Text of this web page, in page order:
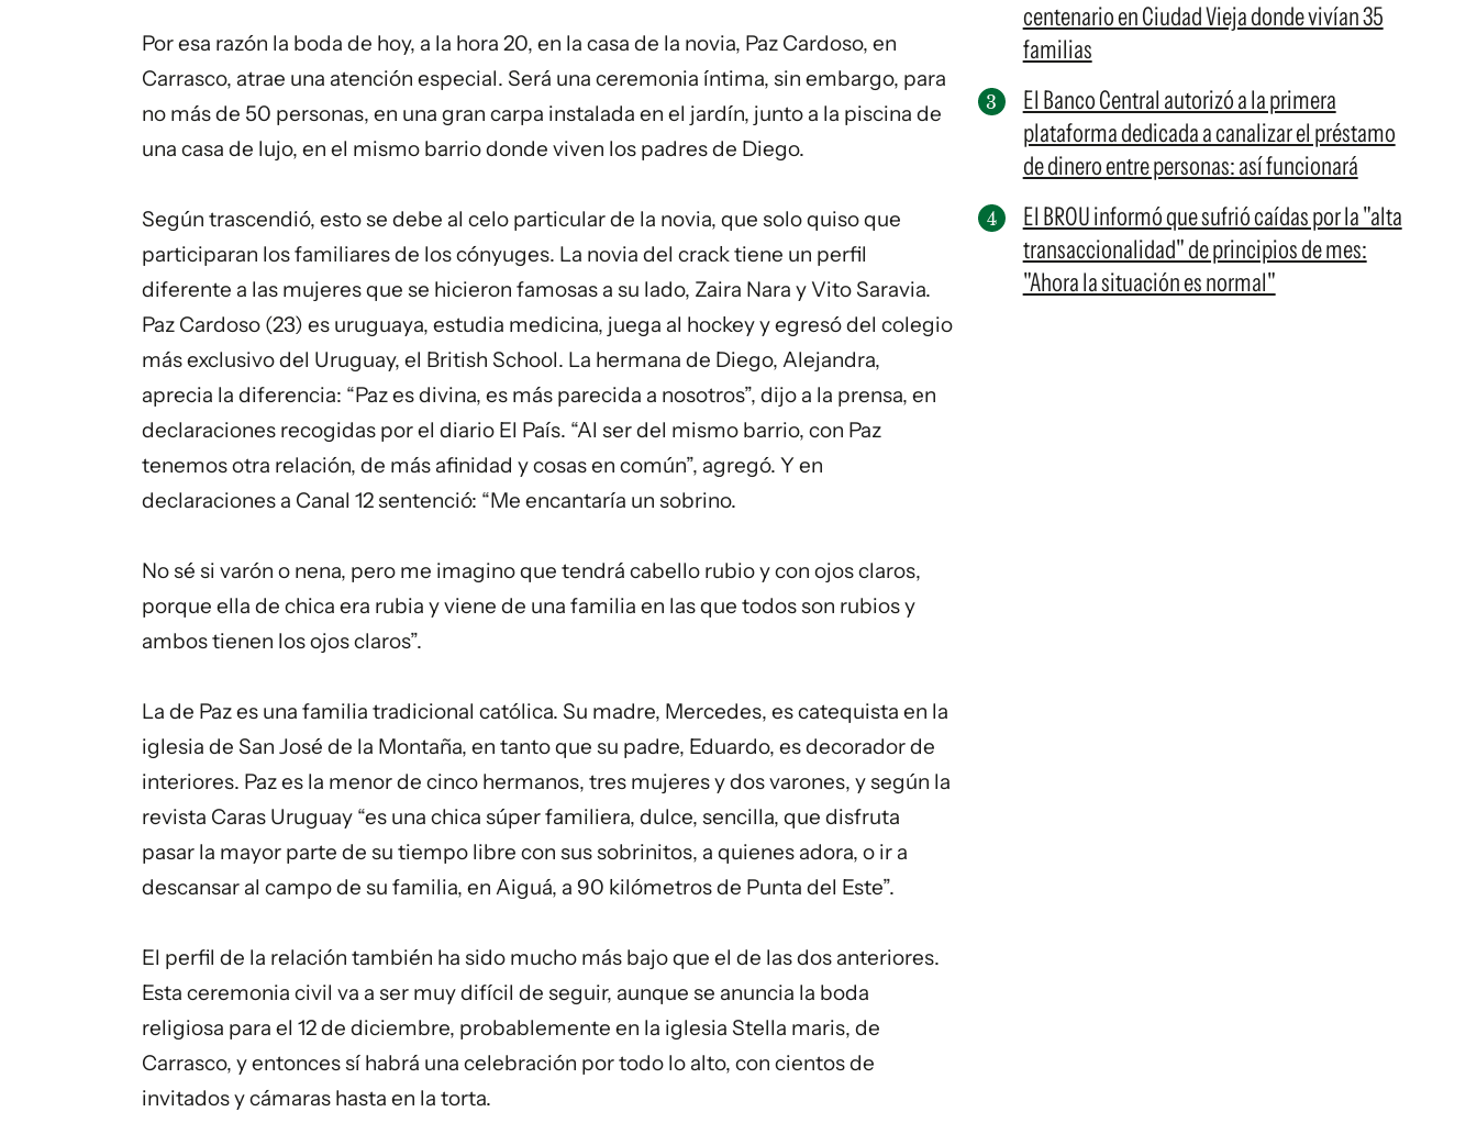
Por esa razón la boda de hoy, a la hora 20, en la casa de la novia, Paz Cardoso, en
Carrasco, atrae una atención especial. Será una ceremonia íntima, sin embargo, para
no más de 50 personas, en una gran carpa instalada en el jardín, junto a la piscina de
una casa de lujo, en el mismo barrio donde viven los padres de Diego.
Según trascendió, esto se debe al celo particular de la novia, que solo quiso que
participaran los familiares de los cónyuges. La novia del crack tiene un perfil
diferente a las mujeres que se hicieron famosas a su lado, Zaira Nara y Vito Saravia.
Paz Cardoso (23) es uruguaya, estudia medicina, juega al hockey y egresó del colegio
más exclusivo del Uruguay, el British School. La hermana de Diego, Alejandra,
aprecia la diferencia: “Paz es divina, es más parecida a nosotros”, dijo a la prensa, en
declaraciones recogidas por el diario El País. “Al ser del mismo barrio, con Paz
tenemos otra relación, de más afinidad y cosas en común”, agregó. Y en
declaraciones a Canal 12 sentenció: “Me encantaría un sobrino.
No sé si varón o nena, pero me imagino que tendrá cabello rubio y con ojos claros,
porque ella de chica era rubia y viene de una familia en las que todos son rubios y
ambos tienen los ojos claros”.
La de Paz es una familia tradicional católica. Su madre, Mercedes, es catequista en la
iglesia de San José de la Montaña, en tanto que su padre, Eduardo, es decorador de
interiores. Paz es la menor de cinco hermanos, tres mujeres y dos varones, y según la
revista Caras Uruguay “es una chica súper familiera, dulce, sencilla, que disfruta
pasar la mayor parte de su tiempo libre con sus sobrinitos, a quienes adora, o ir a
descansar al campo de su familia, en Aiguá, a 90 kilómetros de Punta del Este”.
El perfil de la relación también ha sido mucho más bajo que el de las dos anteriores.
Esta ceremonia civil va a ser muy difícil de seguir, aunque se anuncia la boda
religiosa para el 12 de diciembre, probablemente en la iglesia Stella maris, de
Carrasco, y entonces sí habrá una celebración por todo lo alto, con cientos de
invitados y cámaras hasta en la torta.
centenario en Ciudad Vieja donde vivían 35
familias
El Banco Central autorizó a la primera
plataforma dedicada a canalizar el préstamo
de dinero entre personas: así funcionará
El BROU informó que sufrió caídas por la "alta
transaccionalidad" de principios de mes:
"Ahora la situación es normal"